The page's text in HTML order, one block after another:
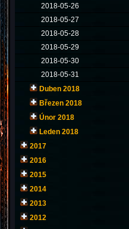
2018-05-26
2018-05-27
2018-05-28
2018-05-29
2018-05-30
2018-05-31
Duben 2018
Březen 2018
Únor 2018
Leden 2018
2017
2016
2015
2014
2013
2012